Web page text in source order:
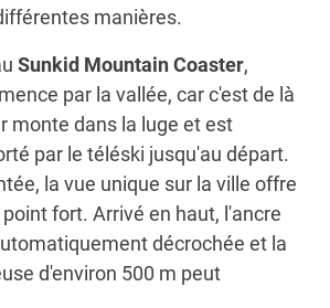
manières.
Sunkid Mountain Coaster,
par la vallée, car c'est de là
monte dans la luge et est
par le téléski jusqu'au départ.
la vue unique sur la ville offre
fort. Arrivé en haut, l'ancre
décrochée et la
d'environ 500 m peut